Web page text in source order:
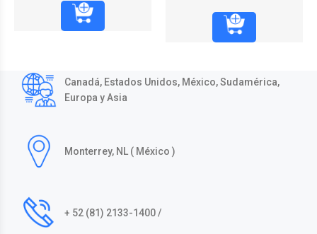
Canadá, Estados Unidos, México, Sudamérica,
Europa y Asia
Monterrey, NL ( México )
+ 52 (81) 2133-1400 /